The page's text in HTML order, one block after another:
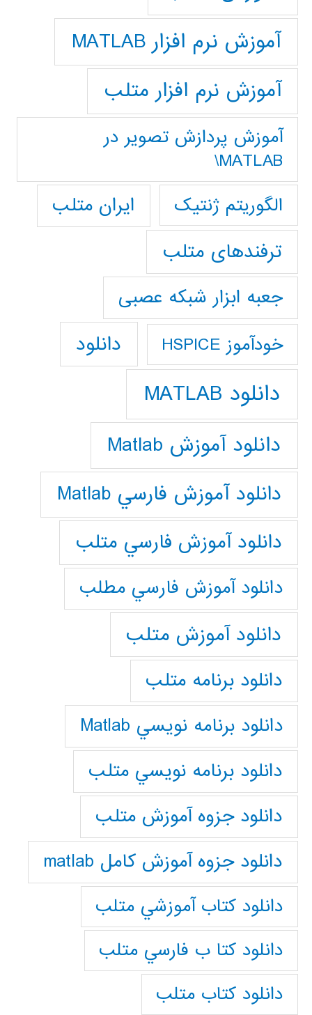
آموزش نرم افزار MATLAB
آموزش نرم افزار متلب
آموزش پردازش تصوير در
MATLAB\
الگوریتم ژنتیک
ایران متلب
ترفندهای متلب
جعبه ابزار شبکه عصبی
خودآموز HSPICE دانلود
دانلود MATLAB
دانلود آموزش Matlab
دانلود آموزش فارسي Matlab
دانلود آموزش فارسي متلب
دانلود آموزش فارسي مطلب
دانلود آموزش متلب
دانلود برنامه متلب
دانلود برنامه نويسي Matlab
دانلود برنامه نويسي متلب
دانلود جزوه آموزش متلب
دانلود جزوه آموزش کامل matlab
دانلود كتاب آموزشي متلب
دانلود كتا ب فارسي متلب
دانلود كتاب متلب